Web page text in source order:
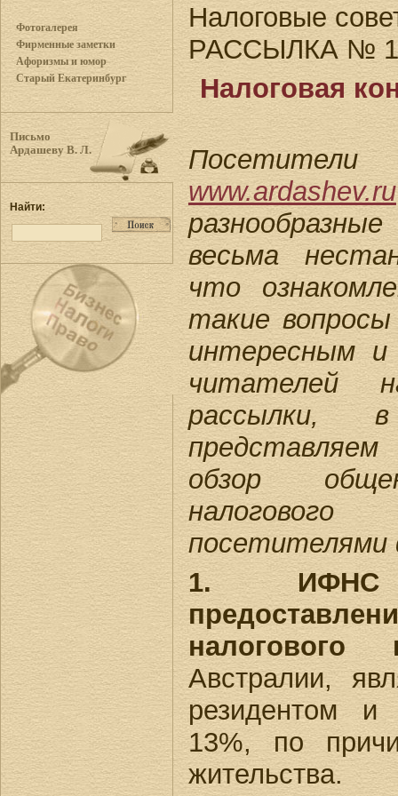
Фотогалерея
Фирменные заметки
Афоризмы и юмор
Старый Екатеринбург
Письмо
Ардашеву В. Л.
Найти:
Налоговые
РАССЫЛКА №
Налоговая
www.ardashev.ru
весьма
что
такие
интересным и
читателей
обзор
посетителями
1. ИФНС
налогового
Австралии,
резидентом
13%, по
жительства.